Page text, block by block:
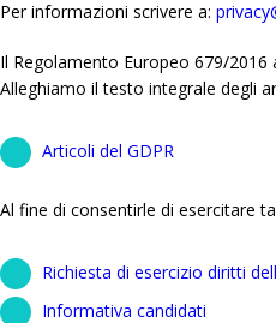
Per informazioni scrivere a:
Il Regolamento Europeo 679/
Alleghiamo il testo integrale degli
Articoli del GDPR
Al fine di consentirle di esercitare
Richiesta di esercizio diritti
Informativa candidati